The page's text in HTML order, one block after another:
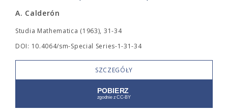
A. Calderón
Studia Mathematica (1963), 31-34
DOI: 10.4064/sm-Special Series-1-31-34
SZCZEGÓŁY